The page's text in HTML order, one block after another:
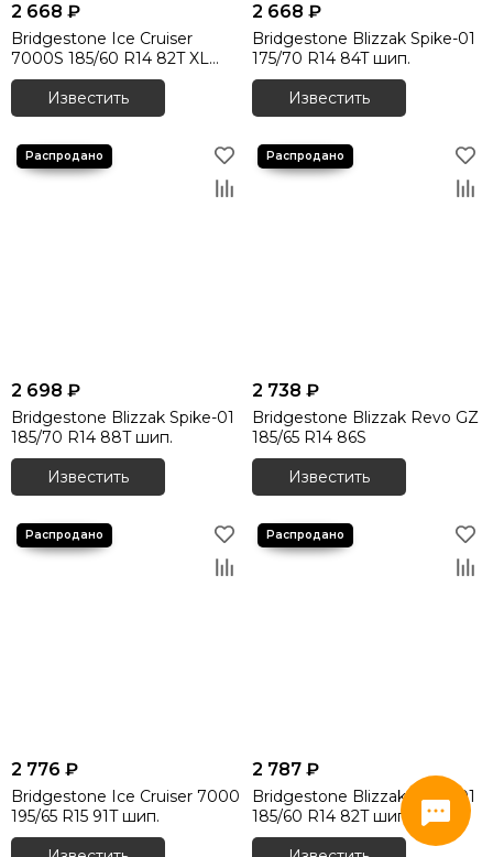
2 668 ₽
Bridgestone Ice Cruiser
7000S 185/60 R14 82T XL
шип.
Известить
2 668 ₽
Bridgestone Blizzak Spike-01
175/70 R14 84T шип.
Известить
2 698 ₽
Bridgestone Blizzak Spike-01
185/70 R14 88T шип.
Известить
2 738 ₽
Bridgestone Blizzak Revo GZ
185/65 R14 86S
Известить
2 776 ₽
Bridgestone Ice Cruiser 7000
195/65 R15 91T шип.
2 787 ₽
Bridgestone Blizzak Spike-01
185/60 R14 82T шип.